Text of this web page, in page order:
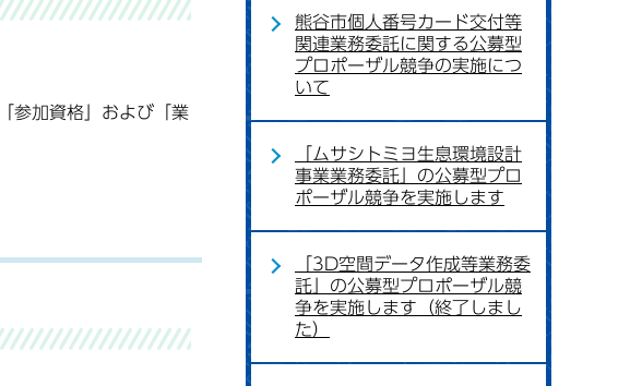
参加資格」および「業
熊谷市個人番号カード交付等
関連業務委託に関する公募型
プロポーザル競争の実施につ
いて
「ムサシトミヨ生息環境設計
事業業務委託」の公募型プロ
ポーザル競争を実施します
「3D空間データ作成等業務委
託」の公募型プロポーザル競
争を実施します（終了しまし
た）